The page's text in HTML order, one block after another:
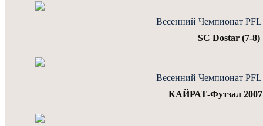
Весенний Чемпионат PFL
SC Dostar (7-
Весенний Чемпионат PFL
КАЙРАТ-Футзал 2007